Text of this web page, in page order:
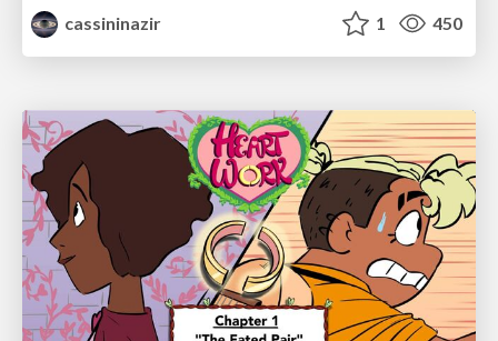
cassininazir 1 450